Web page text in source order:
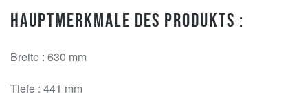
Hauptmerkmale des Produkts :
Breite : 630 mm
Tiefe : 441 mm